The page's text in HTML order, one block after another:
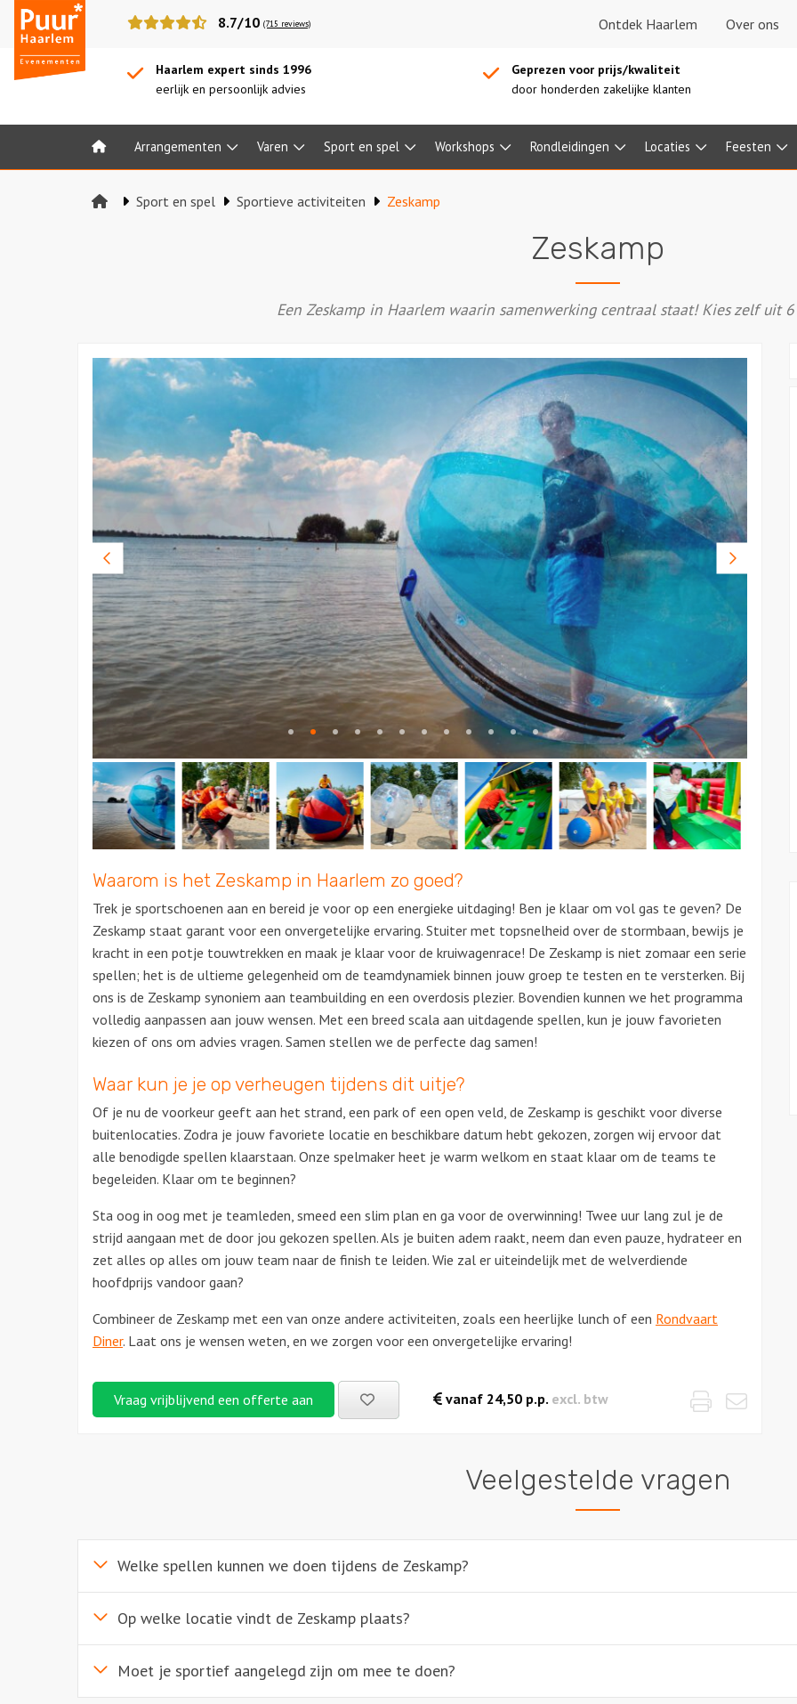
Puur*
Haarlem
bedrijfsuitjes
8.7/10 (715 reviews) Ontdek Haarlem Over ons
Haarlem expert sinds 1996
eerlijk en persoonlijk advies
Geprezen voor prijs/kwaliteit
door honderden zakelijke klanten
Home Arrangementen Varen Sport en spel Workshops Rondleidingen Locaties Feesten
Sport en spel Sportieve activiteiten Zeskamp
Zeskamp
Een Zeskamp in Haarlem waarin samenwerking centraal staat! Kies zelf uit
Vorige
foto
Volgende
foto
Waarom is het Zeskamp in Haarlem zo goed?
Trek je sportschoenen aan en bereid je voor op een energieke uitdaging! Ben je klaar om vol gas te geven? De
Zeskamp staat garant voor een onvergetelijke ervaring. Stuiter met topsnelheid over de stormbaan, bewijs je
kracht in een potje touwtrekken en maak je klaar voor de kruiwagenrace! De Zeskamp is niet zomaar een serie
spellen; het is de ultieme gelegenheid om de teamdynamiek binnen jouw groep te testen en te versterken. Bij
ons is de Zeskamp synoniem aan teambuilding en een overdosis plezier. Bovendien kunnen we het programma
volledig aanpassen aan jouw wensen. Met een breed scala aan uitdagende spellen, kun je jouw favorieten
kiezen of ons om advies vragen. Samen stellen we de perfecte dag samen!
Waar kun je je op verheugen tijdens dit uitje?
Of je nu de voorkeur geeft aan het strand, een park of een open veld, de Zeskamp is geschikt voor diverse
buitenlocaties. Zodra je jouw favoriete locatie en beschikbare datum hebt gekozen, zorgen wij ervoor dat
alle benodigde spellen klaarstaan. Onze spelmaker heet je warm welkom en staat klaar om de teams te
begeleiden. Klaar om te beginnen?
Sta oog in oog met je teamleden, smeed een slim plan en ga voor de overwinning! Twee uur lang zul je de
strijd aangaan met de door jou gekozen spellen. Als je buiten adem raakt, neem dan even pauze, hydrateer en
zet alles op alles om jouw team naar de finish te leiden. Wie zal er uiteindelijk met de welverdiende
hoofdprijs vandoor gaan?
Combineer de Zeskamp met een van onze andere activiteiten, zoals een heerlijke lunch of een Rondvaart
Diner. Laat ons je wensen weten, en we zorgen voor een onvergetelijke ervaring!
Vraag vrijblijvend een offerte aan
Bewaarde
uitjes
vanaf 24,50 p.p. excl. btw Print
Veelgestelde vragen
Welke spellen kunnen we doen tijdens de Zeskamp?
Op welke locatie vindt de Zeskamp plaats?
Moet je sportief aangelegd zijn om mee te doen?